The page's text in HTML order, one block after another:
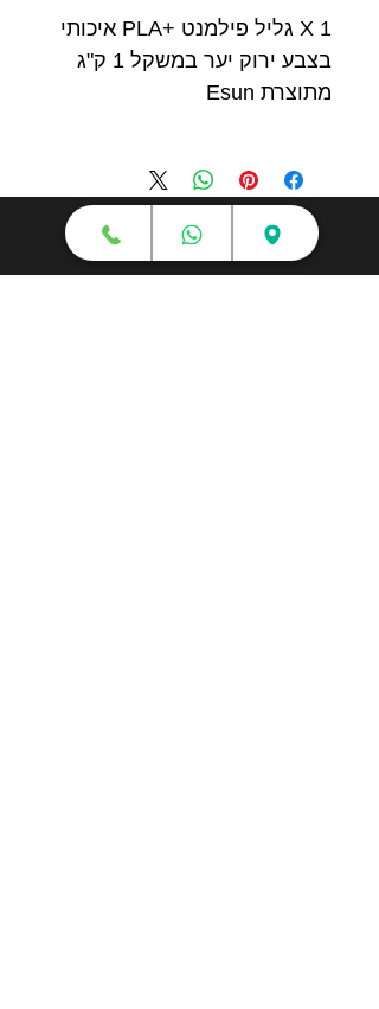
1 X גליל פילמנט +PLA איכותי
בצבע ירוק יער במשקל 1 ק"ג
מתוצרת Esun
חנות